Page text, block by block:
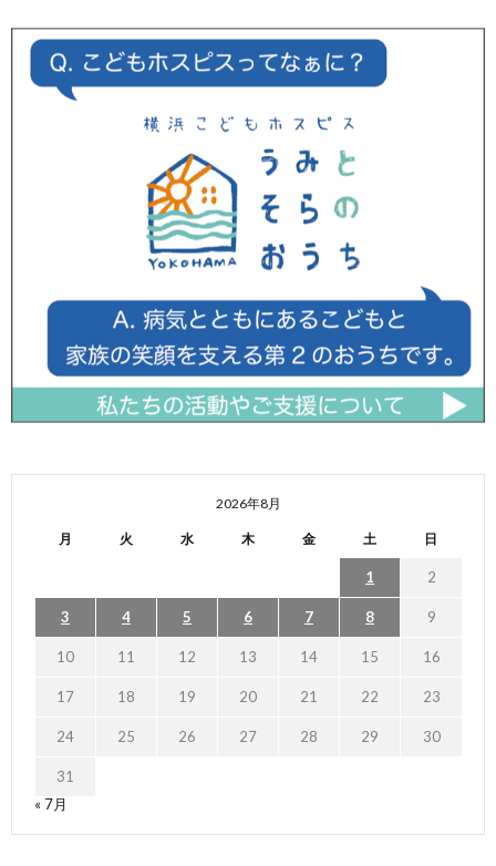
2026年8月
月 火 水 木 金 土 日
1 2
3 4 5 6 7 8 9
10 11 12 13 14 15 16
17 18 19 20 21 22 23
24 25 26 27 28 29 30
31
« 7月